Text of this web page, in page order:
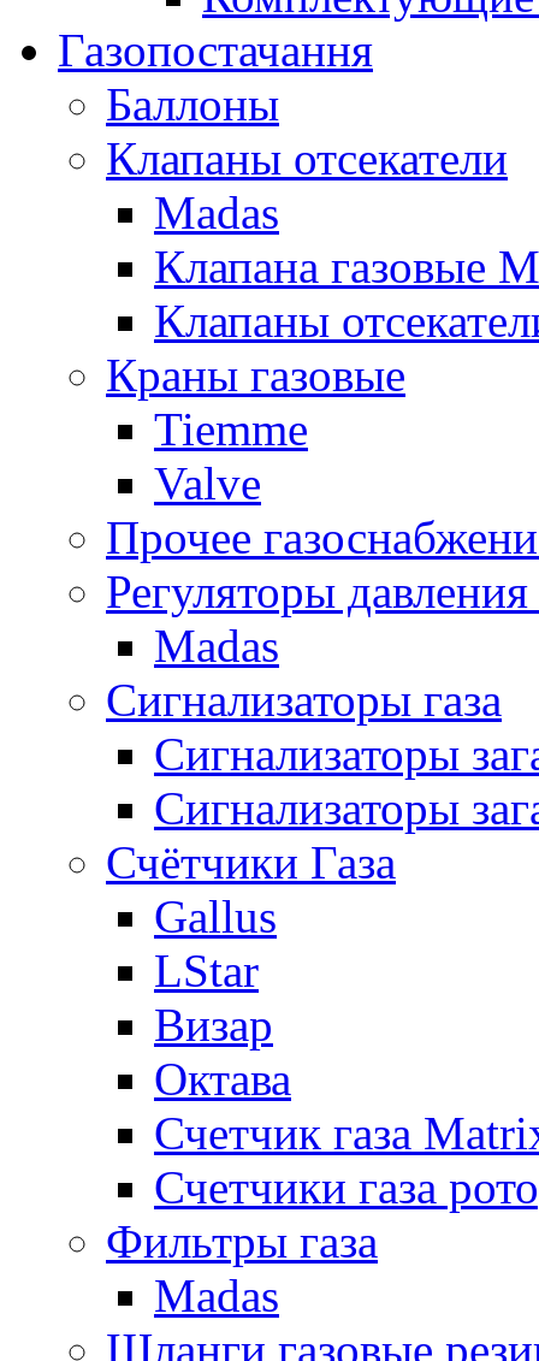
Газопостачання
Баллоны
Клапаны отсекатели
Madas
Клапана газовые
Клапаны
Краны газовые
Tiemme
Valve
Прочее
Регуляторы давления
Madas
Сигнализаторы газа
Сигнализаторы
Сигнализаторы
Счётчики Газа
Gallus
LStar
Визар
Октава
Счетчик газа
Счетчики газа
Фильтры газа
Madas
Шланги газовые